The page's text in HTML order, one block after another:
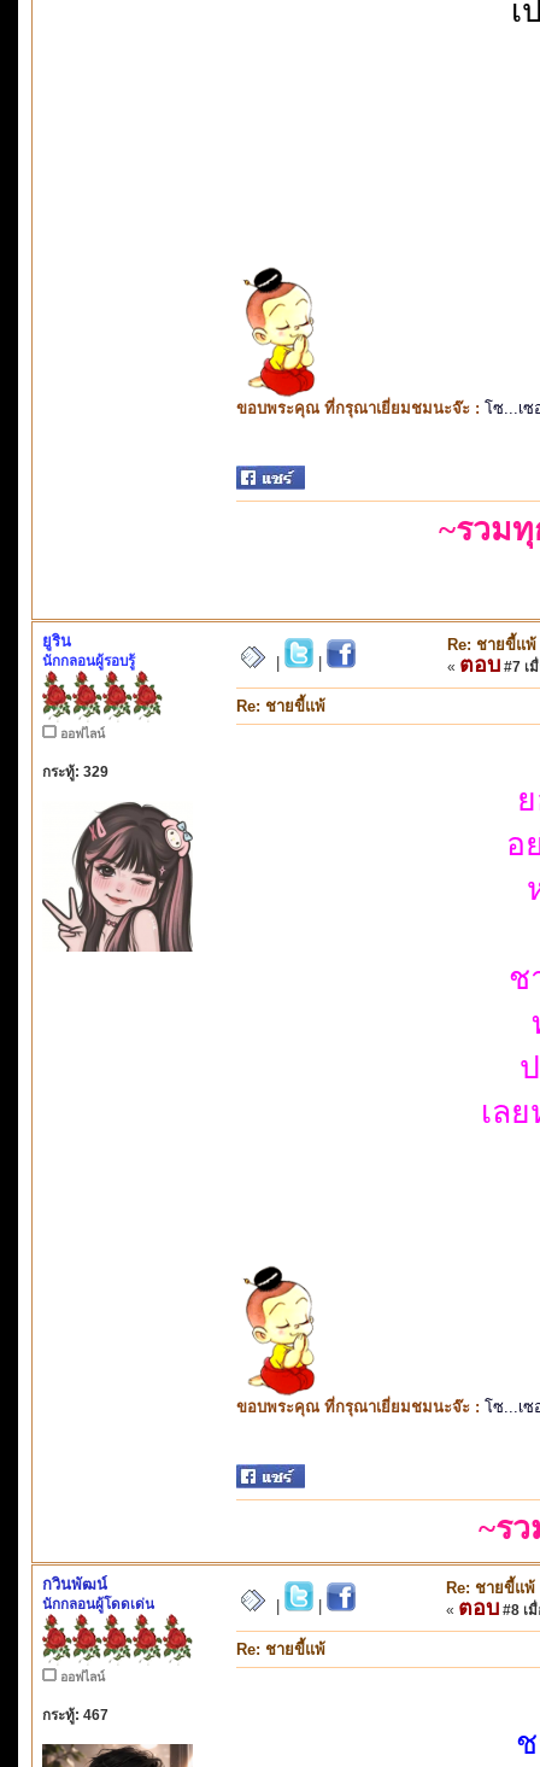
เ
ขอบพระคุณ ที่กรุณาเยี่ยมชมนะจ๊ะ : โซ...เซ
~รวม
ยูริน
นักกลอนผู้รอบรู้
ออฟไลน์
กระทู้: 329
Re: ชายขี้แพ้
« ตอบ #7 เ
Re: ชายขี้แพ้
อ
ช
เล
ขอบพระคุณ ที่กรุณาเยี่ยมชมนะจ๊ะ : โซ...เซ
~ร
กวินพัฒน์
นักกลอนผู้โดดเด่น
ออฟไลน์
กระทู้: 467
Re: ชายขี้แพ้
« ตอบ #8 เ
Re: ชายขี้แพ้